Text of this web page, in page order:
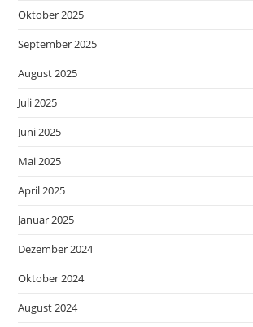
Oktober 2025
September 2025
August 2025
Juli 2025
Juni 2025
Mai 2025
April 2025
Januar 2025
Dezember 2024
Oktober 2024
August 2024